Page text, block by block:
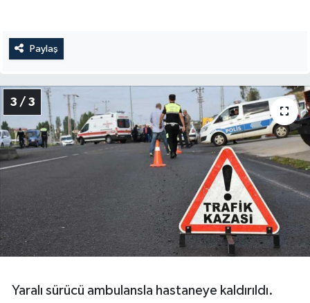
Paylaş
3 / 3
Yaralı sürücü ambulansla hastaneye kaldırıldı.